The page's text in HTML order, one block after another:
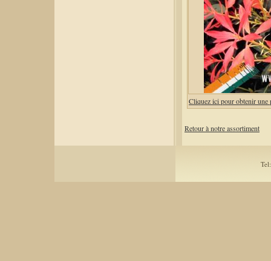
Cliquez ici pour obtenir une
Retour à notre assortiment